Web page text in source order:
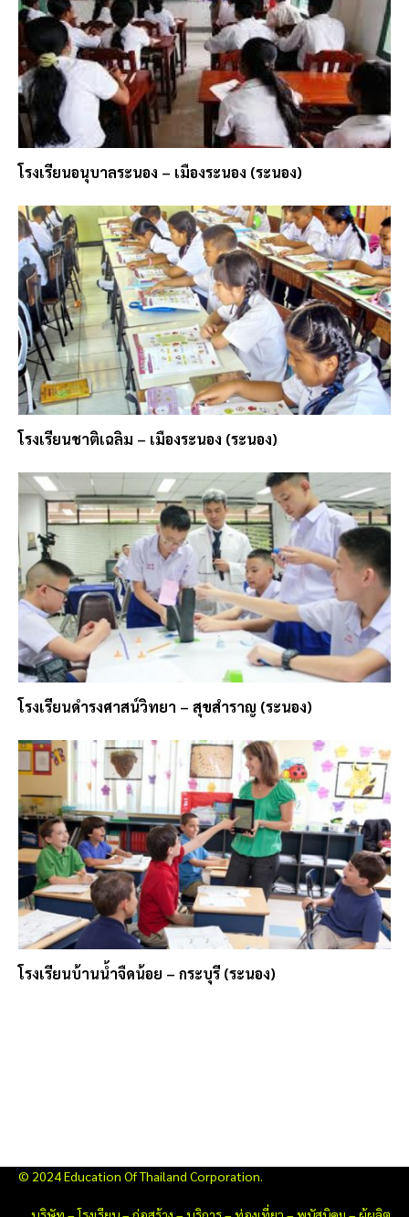
โรงเรียนอนุบาลระนอง – เมืองระนอง (ระนอง)
โรงเรียนชาติเฉลิม – เมืองระนอง (ระนอง)
โรงเรียนดำรงศาสน์วิทยา – สุขสำราญ (ระนอง)
โรงเรียนบ้านน้ำจืดน้อย – กระบุรี (ระนอง)
© 2024 Education Of Thailand Corporation.